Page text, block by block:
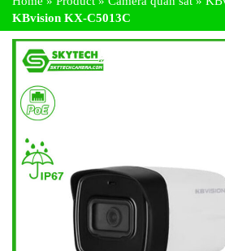
KBvision KX-C5013C